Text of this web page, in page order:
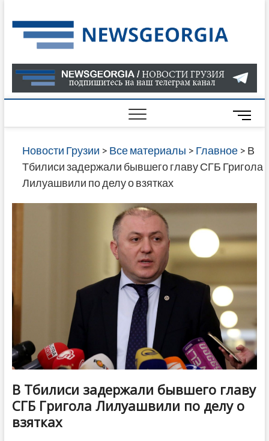
to
content
О
В
ГРУЗИИ
САЙТЕ
M
e
n
u
t
o
n
Новости Грузии > Все материалы > Главное> В
Тбилиси задержали бывшего главу СГБ Григола
Лилуашвили по делу о взятках
В Тбилиси задержали бывшего главу
СГБ Григола Лилуашвили по делу о
взятках